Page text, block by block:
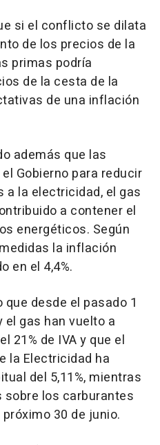
si el conflicto se dilata
de los precios de la
primas podría
de la cesta de la
de una inflación
además que las
Gobierno para reducir
la electricidad, el gas
a contener el
energéticos. Según
la inflación
en el 4,4%.
desde el pasado 1
gas han vuelto a
21% de IVA y que el
la Electricidad ha
del 5,11%, mientras
los carburantes
30 de junio.